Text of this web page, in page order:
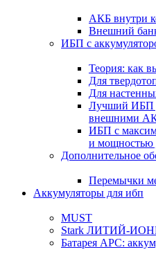
АКБ внутри
Внешний
ИБП с
Теория: как
Для
Для
Лучший ИБП
внешними
ИБП с
и мощностью
Дополнительное
Перемычки
Аккумуляторы для ибп
MUST
Stark ЛИТИЙ-
Батарея APC: